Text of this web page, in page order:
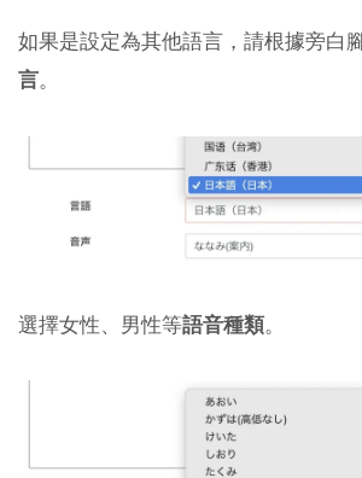
如果是設定為其他語言，請根據旁白
言。
選擇女性、男性等語音種類。